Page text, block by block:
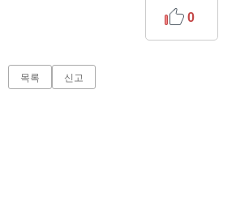
0
목록 신고